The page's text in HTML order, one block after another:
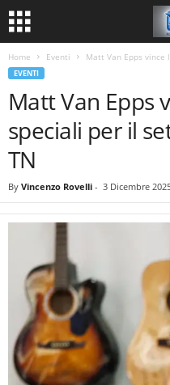
Home Eventi Matt Van Epps
EVENTI
Matt Van Epps
speciali per il
TN
By Vincenzo Rovelli - 3 Dicembre